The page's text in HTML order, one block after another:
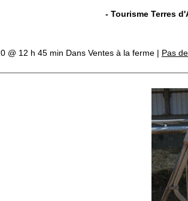
- Tourisme Terres
@ 12 h 45 min Dans Ventes à la ferme | Pas